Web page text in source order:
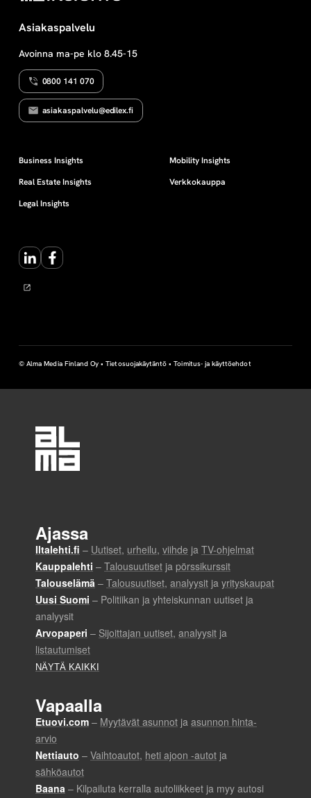
Asiakaspalvelu
Avoinna ma-pe klo 8.45-15
0800 141 070
asiakaspalvelu@edilex.fi
Business Insights
Real Estate Insights
Legal Insights
Mobility Insights
Verkkokauppa
LinkedInFacebook
© Alma Media Finland Oy •Tietosuojakäytäntö •Toimitus- ja käyttöehdot